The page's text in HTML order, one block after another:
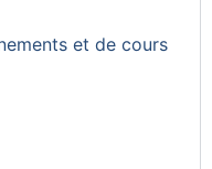
et de cours